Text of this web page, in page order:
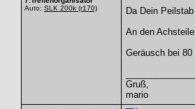
Auto: SLK 200k (r170)
Da Dein
An den
Geräusch bei
Gruß,
mario